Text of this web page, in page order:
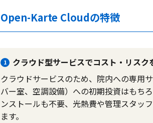
Open-Karte Cloudの特徴
1
クラウド型サービスでコスト・リスク
クラウドサービスのため、院内への専用
バー室、空調設備）への初期投資はもち
ンストールも不要、光熱費や管理スタッ
ます。